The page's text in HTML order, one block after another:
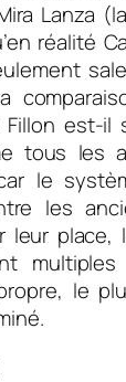
Lanza
réalité
est-il
tous les
le
les
leur place,
le